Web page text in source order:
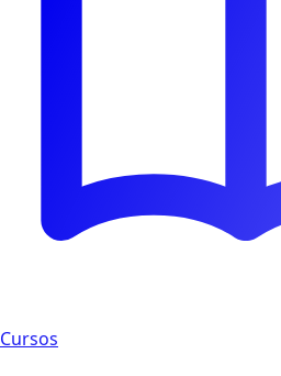
Cursos